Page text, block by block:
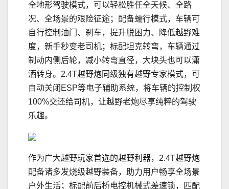
全地形驾驶模式，可以轻松胜任全天候、全路
况、全场景的艰险征途；配备蠕行模式，车辆可
自行控制油门、刹车，提升脱困力、降低越野难
度，新手秒变老司机；标配坦克转弯，车辆通过
制动内侧后轮，减小转弯直径，大块头也可以潇
洒转身。2.4T越野炮同级独有越野专家模式，可
自动关闭ESP等电子辅助系统，将车辆的控制权
100%交还给司机，让越野老炮尽享纯粹的驾驶
乐趣。
作为广大越野玩家首选的越野利器，2.4T越野炮
配备诸多发烧级越野装备，助力用户畅享全场景
户外生活；标配前后桥电控机械式差速锁，匹配